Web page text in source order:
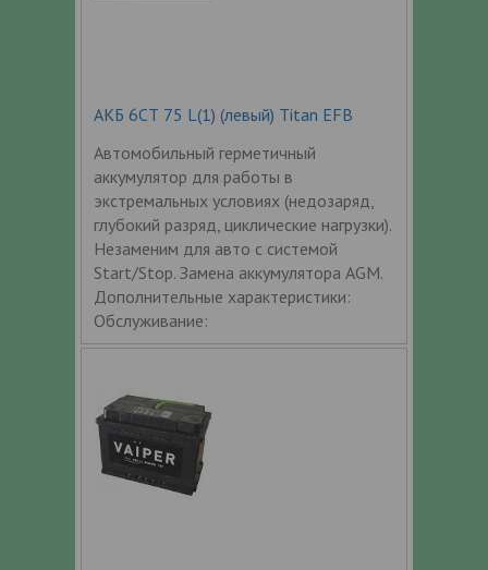
АКБ 6СТ 75 L(1) (левый) Titan EFB
Автомобильный герметичный
аккумулятор для работы в
экстремальных условиях (недозаряд,
глубокий разряд, циклические нагрузки).
Незаменим для авто с системой
Start/Stop. Замена аккумулятора AGM.
Дополнительные характеристики:
Обслуживание: